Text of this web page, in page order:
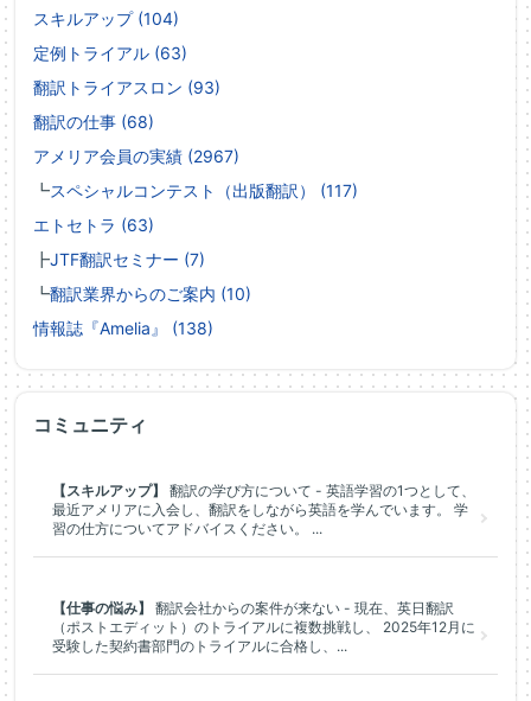
スキルアップ (104)
定例トライアル (63)
翻訳トライアスロン (93)
翻訳の仕事 (68)
アメリア会員の実績 (2967)
┗スペシャルコンテスト（出版翻訳） (117)
エトセトラ (63)
┣JTF翻訳セミナー (7)
┗翻訳業界からのご案内 (10)
情報誌『Amelia』 (138)
コミュニティ
【スキルアップ】
翻訳の学び方について - 英語学習の1つとして、
最近アメリアに入会し、翻訳をしながら英語を学んでいます。 学
習の仕方についてアドバイスください。 ...
【仕事の悩み】
翻訳会社からの案件が来ない - 現在、英日翻訳
（ポストエディット）のトライアルに複数挑戦し、 2025年12月に
受験した契約書部門のトライアルに合格し、...